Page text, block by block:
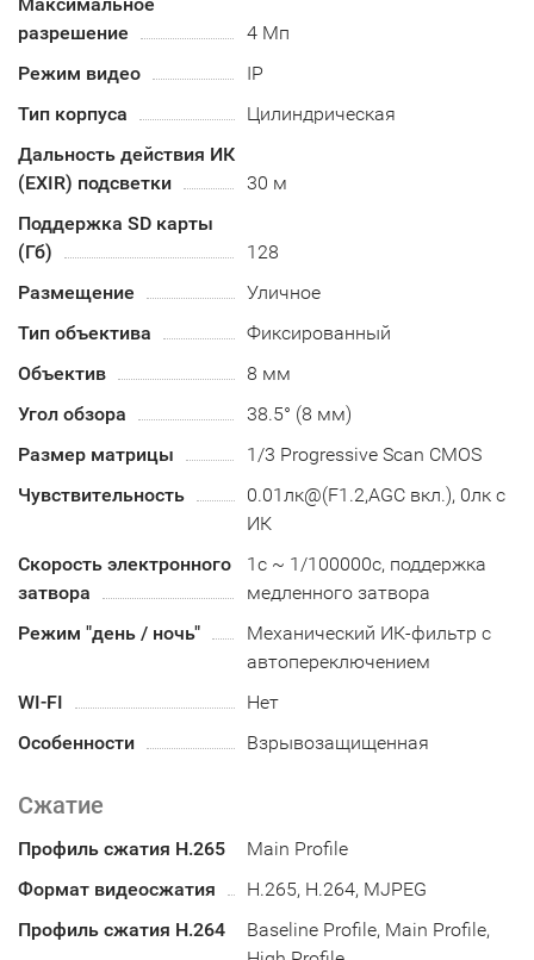
разрешение
4 Мп
Режим видео
IP
Тип корпуса
Цилиндрическая
Дальность действия ИК
(EXIR) подсветки
30 м
Поддержка SD карты
(Гб)
128
Размещение
Уличное
Тип объектива
Фиксированный
Объектив
8 мм
Угол обзора
38.5° (8 мм)
Размер матрицы
1/3 Progressive Scan CMOS
Чувствительность
0.01лк@(F1.2,AGC вкл.), 0лк с
ИК
Скорость электронного
затвора
1с ~ 1/100000с, поддержка
медленного затвора
Режим "день / ночь"
Механический ИК-фильтр с
автопереключением
WI-FI
Нет
Особенности
Взрывозащищенная
Сжатие
Профиль сжатия H.265
Main Profile
Формат видеосжатия
H.265, H.264, MJPEG
Профиль сжатия H.264
Baseline Profile, Main Profile,